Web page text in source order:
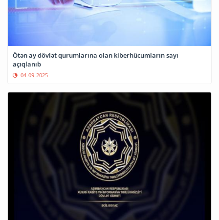
Ötən ay dövlət qurumlarına olan kiberhücumların sayı
açıqlanıb
04-09-2025